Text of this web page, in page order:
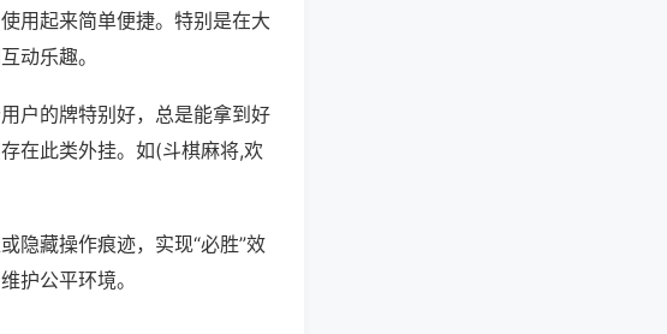
用起来简单便捷。特别是在大
动乐趣。
户的牌特别好，总是能拿到好
在此类外挂。如(斗棋麻将,欢
隐藏操作痕迹，实现“必胜”效
护公平环境。